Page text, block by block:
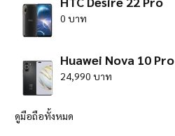
0 บาท
Huawei Nova 10 Pro
24,990 บาท
ดูมือถือทั้งหมด